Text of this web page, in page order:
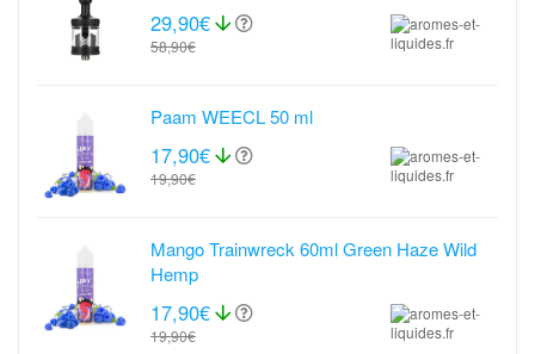
29,90€
58,90€
Paam WEECL 50 ml
17,90€
19,90€
Mango Trainwreck 60ml Green Haze Wild
Hemp
17,90€
19,90€